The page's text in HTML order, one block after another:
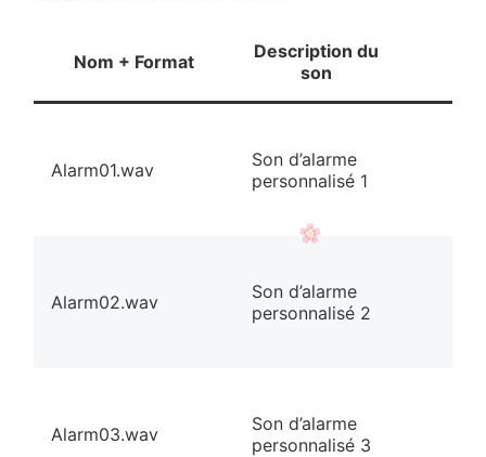
Nom + Format
Description du
son
Alarm01.wav
Son d’alarme
personnalisé 1
Alarm02.wav
Son d’alarme
personnalisé 2
Alarm03.wav
Son d’alarme
personnalisé 3